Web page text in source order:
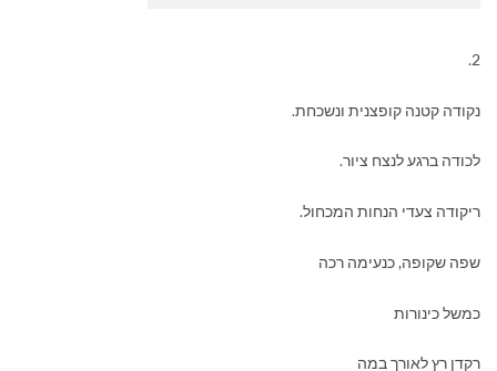
2.
נקודה קטנה קופצנית ונשכחת.
לכודה ברגע לנצח ציור.
ריקודה צעדי הנחות המכחול.
שפה שקופה, כנעימה רכה
כמשל כינורות
רקדן רץ לאורך במה